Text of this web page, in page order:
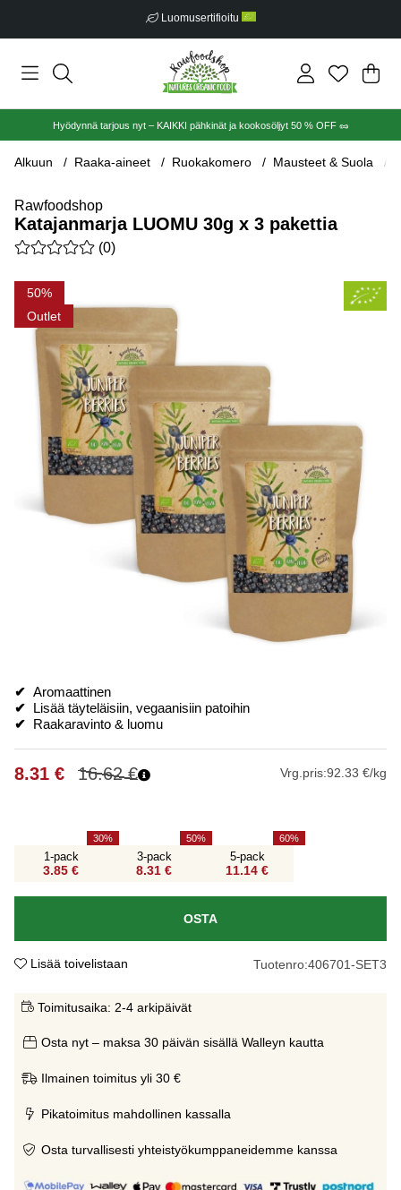
Luomusertifioitu
.
Hyödynnä tarjous nyt – KAIKKI pähkinät ja kookosöljyt 50 % OFF 🥜
Alkuun Raaka-aineet Ruokakomero Mausteet & Suola
Rawfoodshop
Katajanmarja LUOMU 30g x 3 pakettia
Keskiarvoluokitus 0 / 5 Arvioiden määrä 0
(0)
50
Outlet
Tuotekuvat Katajanmarja LUOMU 30g x 3 pakettia
✔ Aromaattinen
✔
Lisää täyteläisiin, vegaanisiin patoihin
✔
Raakaravinto & luomu
16.62€
8.31 € Vrg.pris:92.33 €/kg
1-pack
3.85 €
30
3-pack
8.31 €
50
5-pack
11.14 €
60
OSTA
Lisää toivelistaan Tuotenro:406701-SET3
Toimitusaika: 2-4 arkipäivät
Osta nyt – maksa 30 päivän sisällä Walleyn kautta
Ilmainen toimitus yli 30 €
Pikatoimitus mahdollinen kassalla
Osta turvallisesti yhteistyökumppaneidemme kanssa